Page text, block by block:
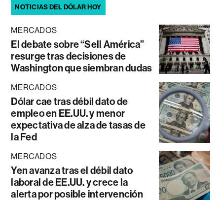
NOTICIAS DEL DÓLAR HOY
MERCADOS
El debate sobre “Sell América”
resurge tras decisiones de
Washington que siembran dudas
MERCADOS
Dólar cae tras débil dato de
empleo en EE.UU. y menor
expectativa de alza de tasas de
la Fed
MERCADOS
Yen avanza tras el débil dato
laboral de EE.UU. y crece la
alerta por posible intervención